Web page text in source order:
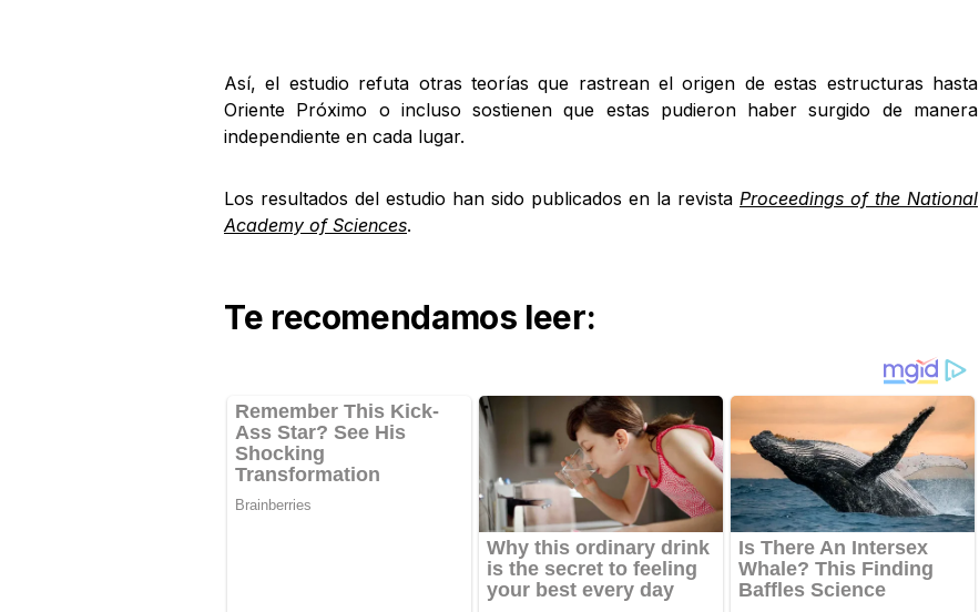
Así, el estudio refuta otras teorías que rastrean el origen de estas estructuras hasta
Oriente Próximo o incluso sostienen que estas pudieron haber surgido de manera
independiente en cada lugar.
Los resultados del estudio han sido publicados en la revista Proceedings of the National
Academy of Sciences.
Te recomendamos leer: